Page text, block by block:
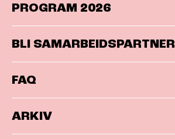
PROGRAM 2026
BLI SAMARBEIDSPARTNER
FAQ
ARKIV